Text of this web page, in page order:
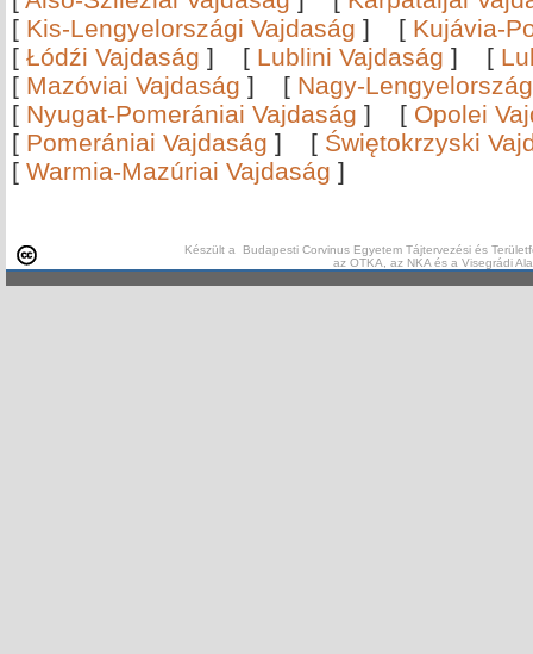
[ Kis-Lengyelországi Vajdaság ] [ Kujávia-
[ Łódźi Vajdaság ] [ Lublini Vajdaság ] [
[ Mazóviai Vajdaság ] [ Nagy-
[ Nyugat-Pomerániai Vajdaság ] [ Opolei
[ Pomerániai Vajdaság ] [ Świętokrzyski
[ Warmia-Mazúriai Vajdaság ]
Készült a Budapesti Corvinus Egyetem Tájtervezési és
az OTKA, az NKA és a Visegrádi